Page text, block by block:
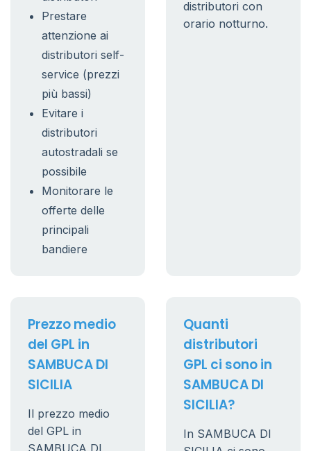
Prestare
attenzione ai
distributori self-
service (prezzi
più bassi)
Evitare i
distributori
autostradali se
possibile
Monitorare le
offerte delle
principali
bandiere
distributori con
orario notturno.
Prezzo medio
del GPL in
SAMBUCA DI
SICILIA
Il prezzo medio
del GPL in
SAMBUCA DI
Quanti
distributori
GPL ci sono in
SAMBUCA DI
SICILIA?
In SAMBUCA DI